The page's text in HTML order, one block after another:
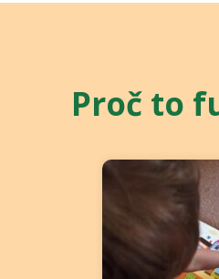
Proč to